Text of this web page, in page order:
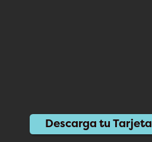
Descarga tu